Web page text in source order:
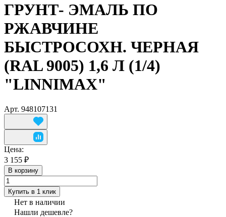
ГРУНТ- ЭМАЛЬ ПО
РЖАВЧИНЕ
БЫСТРОСОХН. ЧЕРНАЯ
(RAL 9005) 1,6 Л (1/4)
"LINNIMAX"
Арт. 948107131
Цена:
3 155 ₽
В корзину
Купить в 1 клик
Нет в наличии
Нашли дешевле?